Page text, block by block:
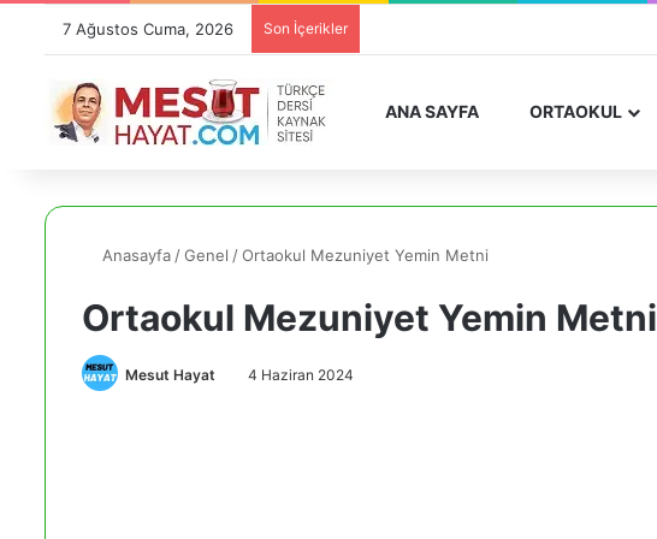
7 Ağustos Cuma, 2026 Son İçerikler
ANA SAYFA ORTAOKUL
Anasayfa /Genel /Ortaokul Mezuniyet Yemin Metni
Ortaokul Mezuniyet Yemin Metni
Mesut Hayat 4 Haziran 2024